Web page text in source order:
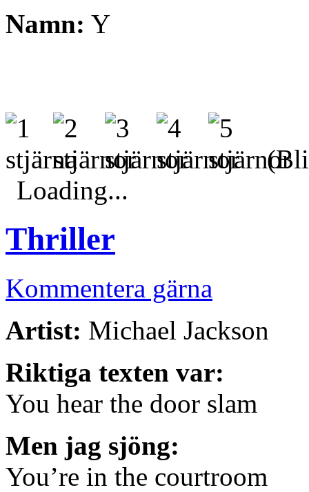
Namn: Y
(Bli
Loading...
Thriller
Kommentera gärna
Artist: Michael Jackson
Riktiga texten var:
You hear the door slam
Men jag sjöng:
You’re in the courtroom